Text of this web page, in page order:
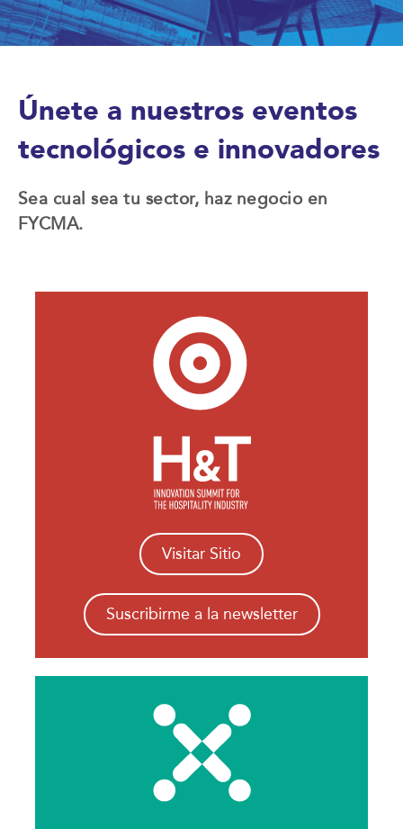
Únete a nuestros eventos
tecnológicos e innovadores
Sea cual sea tu sector, haz negocio en
FYCMA.
Visitar Sitio
Suscribirme a la newsletter